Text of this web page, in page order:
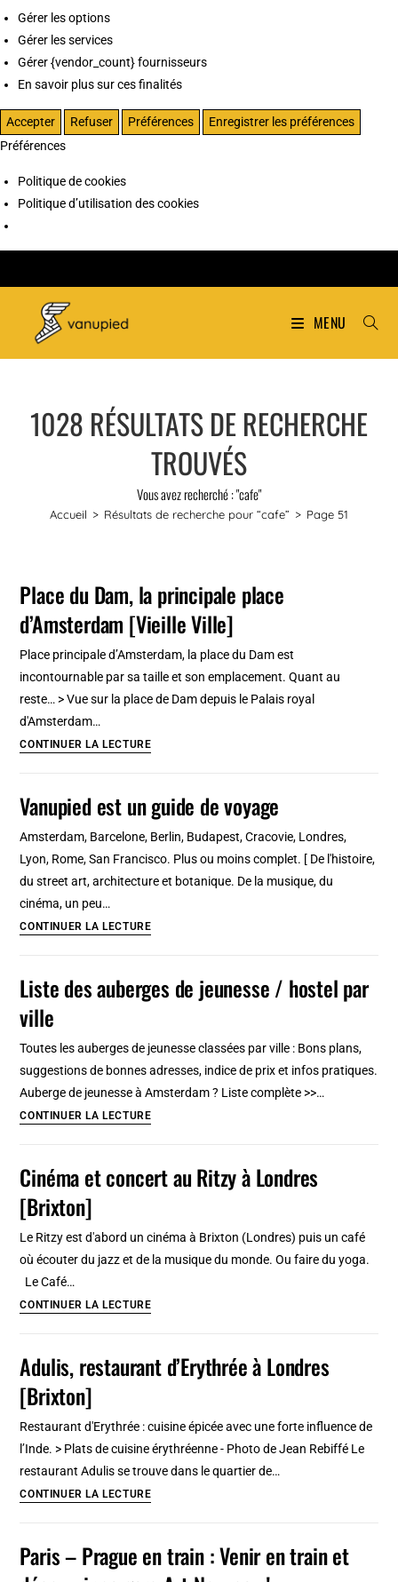
Gérer les options
Gérer les services
Gérer {vendor_count} fournisseurs
En savoir plus sur ces finalités
Accepter Refuser Préférences
Enregistrer les préférences
Préférences
Politique de cookies
Politique d’utilisation des cookies
MENU
1028 RÉSULTATS DE RECHERCHE
TROUVÉS
Vous avez recherché : "cafe"
Accueil > Résultats de recherche pour “cafe” > Page 51
Place du Dam, la principale place
d’Amsterdam [Vieille Ville]
Place principale d’Amsterdam, la place du Dam est
incontournable par sa taille et son emplacement. Quant au
reste… > Vue sur la place de Dam depuis le Palais royal
d'Amsterdam…
CONTINUER LA LECTUREPlace
la
principale
place
d’Amsterdam
Ville]
Vanupied est un guide de voyage
Amsterdam, Barcelone, Berlin, Budapest, Cracovie, Londres,
Lyon, Rome, San Francisco. Plus ou moins complet. [ De l'histoire,
du street art, architecture et botanique. De la musique, du
cinéma, un peu…
CONTINUER LA LECTUREVanupied
guide
Liste des auberges de jeunesse / hostel par
ville
Toutes les auberges de jeunesse classées par ville : Bons plans,
suggestions de bonnes adresses, indice de prix et infos pratiques.
Auberge de jeunesse à Amsterdam ? Liste complète >>…
CONTINUER LA LECTUREListe
de
Cinéma et concert au Ritzy à Londres
[Brixton]
Le Ritzy est d'abord un cinéma à Brixton (Londres) puis un café
où écouter du jazz et de la musique du monde. Ou faire du yoga.
Le Café…
CONTINUER LA LECTURECinéma
au
Londres
[Brixton]
Adulis, restaurant d’Erythrée à Londres
[Brixton]
Restaurant d'Erythrée : cuisine épicée avec une forte influence de
l’Inde. > Plats de cuisine érythréenne - Photo de Jean Rebiffé Le
restaurant Adulis se trouve dans le quartier de…
CONTINUER LA LECTUREAdulis,
à
Paris – Prague en train : Venir en train et